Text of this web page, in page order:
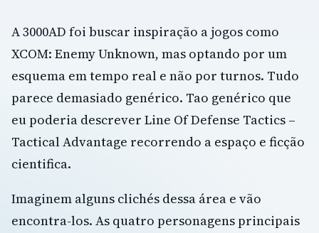
A 3000AD foi buscar inspiração a jogos como
XCOM: Enemy Unknown, mas optando por um
esquema em tempo real e não por turnos. Tudo
parece demasiado genérico. Tao genérico que
eu poderia descrever Line Of Defense Tactics –
Tactical Advantage recorrendo a espaço e ficção
cientifica.
Imaginem alguns clichés dessa área e vão
encontra-los. As quatro personagens principais